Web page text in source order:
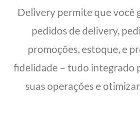
Delivery permite que você
pedidos de delivery,
promoções, estoque, e
fidelidade – tudo integrado
suas operações e